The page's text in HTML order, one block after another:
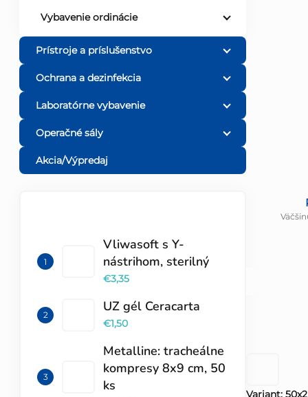
Vybavenie ordinácie
Prístroje a príslušenstvo
Ochrana a dezinfekcia
Laboratórne vybavenie
Operačné sály
Akcia/Výpredaj
Vliwasoft s Y-
nástrihom, sterilný
€3,35
UZ gél Ceracarta
€1,50
Metalline: tracheálne
kompresy 8x9 cm, 50
ks
Variant: